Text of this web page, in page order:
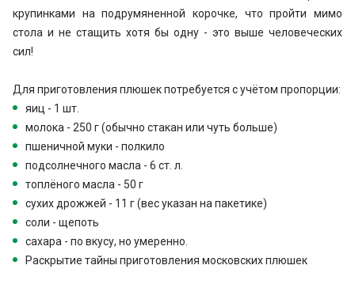
крупинками на подрумяненной корочке, что пройти мимо
стола и не стащить хотя бы одну - это выше человеческих
сил!
Для приготовления плюшек потребуется с учётом пропорции:
яиц - 1 шт.
молока - 250 г (обычно стакан или чуть больше)
пшеничной муки - полкило
подсолнечного масла - 6 ст. л.
топлёного масла - 50 г
сухих дрожжей - 11 г (вес указан на пакетике)
соли - щепоть
сахара - по вкусу, но умеренно.
Раскрытие тайны приготовления московских плюшек